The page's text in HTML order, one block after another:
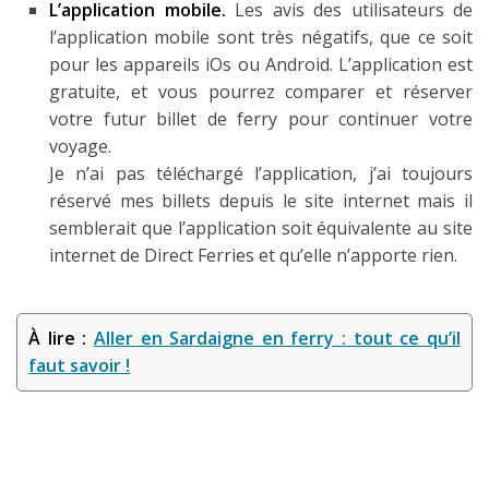
L’application mobile. Les avis des utilisateurs de
l’application mobile sont très négatifs, que ce soit
pour les appareils iOs ou Android. L’application est
gratuite, et vous pourrez comparer et réserver
votre futur billet de ferry pour continuer votre
voyage.
Je n’ai pas téléchargé l’application, j’ai toujours
réservé mes billets depuis le site internet mais il
semblerait que l’application soit équivalente au site
internet de Direct Ferries et qu’elle n’apporte rien.
À lire : Aller en Sardaigne en ferry : tout ce qu’il
faut savoir !